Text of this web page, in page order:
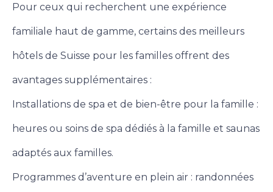
Pour ceux qui recherchent une expérience
familiale haut de gamme, certains des meilleurs
hôtels de Suisse pour les familles offrent des
avantages supplémentaires :
Installations de spa et de bien-être pour la famille :
heures ou soins de spa dédiés à la famille et saunas
adaptés aux familles.
Programmes d’aventure en plein air : randonnées